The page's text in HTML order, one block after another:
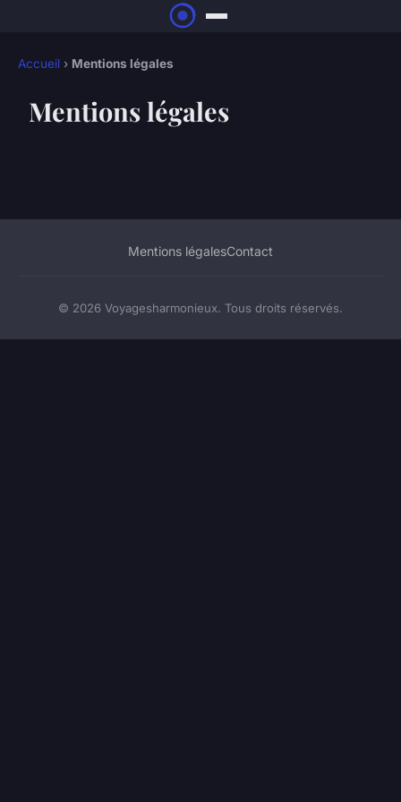
Accueil › Mentions légales
Mentions légales
Mentions légalesContact
© 2026 Voyagesharmonieux. Tous droits réservés.